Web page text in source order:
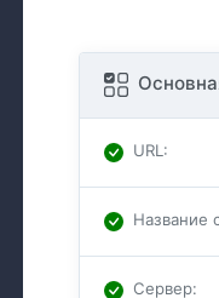
URL:
Название
Сервер: